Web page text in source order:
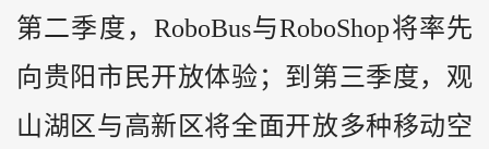
第二季度，RoboBus与RoboShop将率先
向贵阳市民开放体验；到第三季度，观
山湖区与高新区将全面开放多种移动空